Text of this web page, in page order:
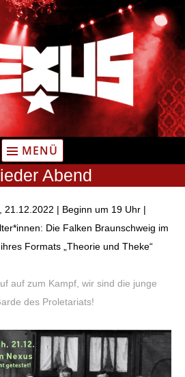
MENÜ
Abend
21.12.2022 | Beginn um 19 Uhr |
Die Falken Braunschweig im
Formats „Theorie und Theke“
auf zum Kampf, wir sind die junge
des Proletariats!